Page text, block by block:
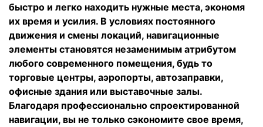
быстро и легко находить нужные места, экономя
их время и усилия. В условиях постоянного
движения и смены локаций, навигационные
элементы становятся незаменимым атрибутом
любого современного помещения, будь то
торговые центры, аэропорты, автозаправки,
офисные здания или выставочные залы.
Благодаря профессионально спроектированной
навигации, вы не только сэкономите свое время,